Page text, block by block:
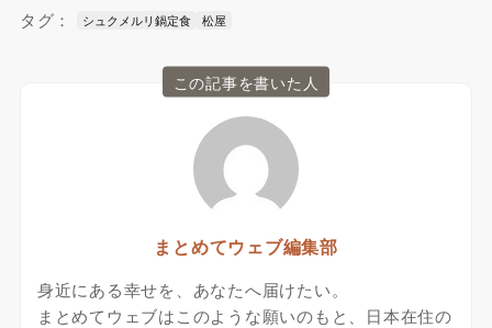
タグ： シュクメルリ鍋定食 松屋
この記事を書いた人
まとめてウェブ編集部
身近にある幸せを、あなたへ届けたい。
まとめてウェブはこのような願いのもと、日本在住の